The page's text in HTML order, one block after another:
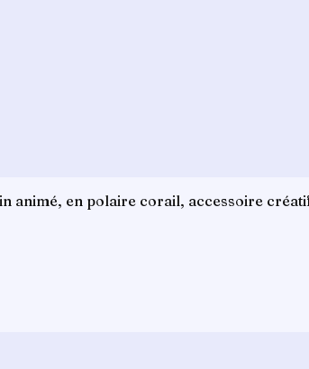
animé, en polaire corail, accessoire